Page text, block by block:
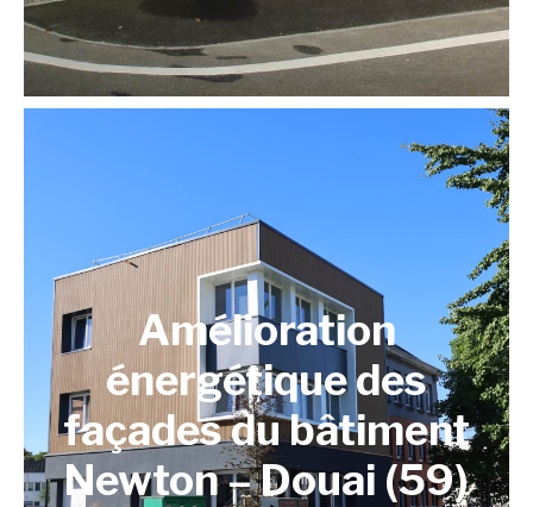
Amélioration
énergétique des
façades du bâtiment
Newton – Douai (59)